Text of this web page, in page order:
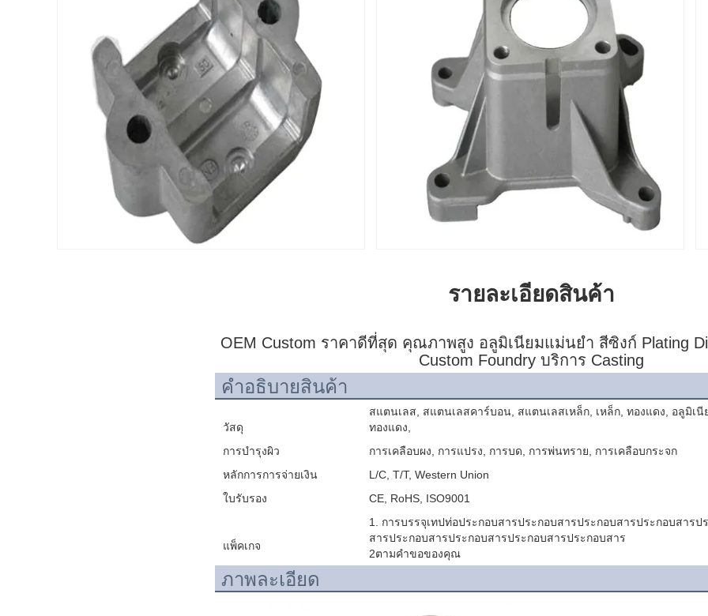
รายละเอียดสินค้า
OEM Custom ราคาดีที่สุด คุณภาพสูง อลูมิเนียมแม่นยํา สีซิงก์ Plating
Custom Foundry บริการ Casting
คําอธิบายสินค้า
วัสดุ
สแตนเลส, สแตนเลสคาร์บอน, สแตนเลสเหล็ก, เหล็ก, ทองแดง, อลูมิเ
ทองแดง,
การบํารุงผิว
การเคลือบผง, การแปรง, การบด, การพ่นทราย, การเคลือบกระจก
หลักการการจ่ายเงิน
L/C, T/T, Western Union
ใบรับรอง
CE, RoHS, ISO9001
แพ็คเกจ
1. การบรรจุเทปท่อประกอบสารประกอบสารประกอบสารประกอบสารป
สารประกอบสารประกอบสารประกอบสารประกอบสาร
2ตามคําขอของคุณ
ภาพละเอียด